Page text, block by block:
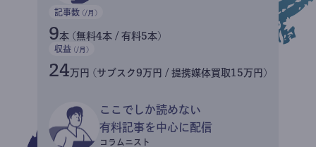
記事数 (/月)
9本 (無料4本 / 有料5本)
収益 (/月)
24万円 (サブスク9万円 / 提携媒体買取15万円)
ここでしか読めない
有料記事を中心に配信
コラムニスト